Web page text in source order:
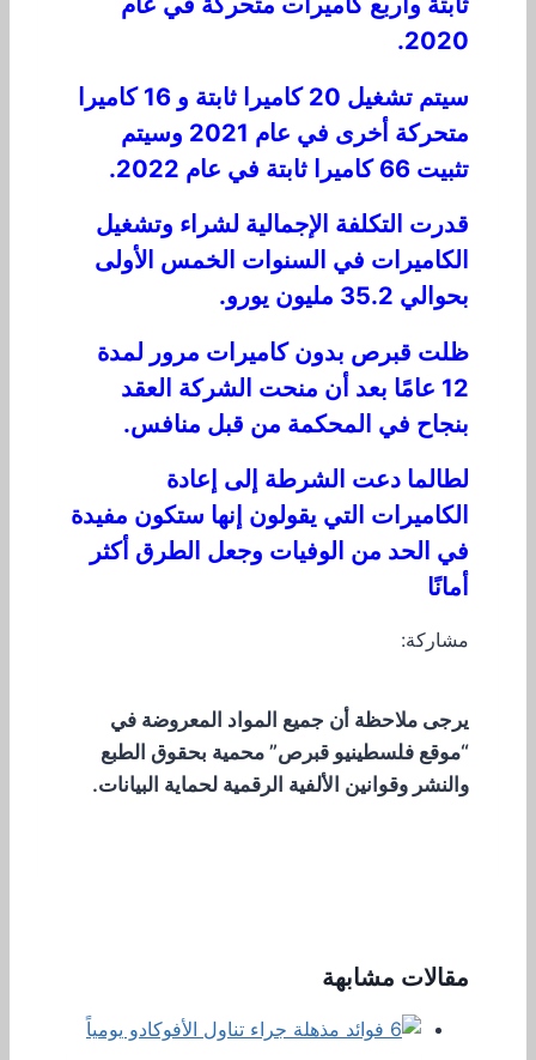
2020.
سيتم تشغيل 20 كاميرا ثابتة و 16 كاميرا
متحركة أخرى في عام 2021 وسيتم
تثبيت 66 كاميرا ثابتة في عام 2022.
قدرت التكلفة الإجمالية لشراء وتشغيل
الكاميرات في السنوات الخمس الأولى
بحوالي 35.2 مليون يورو.
ظلت قبرص بدون كاميرات مرور لمدة
12 عامًا بعد أن منحت الشركة العقد
بنجاح في المحكمة من قبل منافس.
لطالما دعت الشرطة إلى إعادة
الكاميرات التي يقولون إنها ستكون مفيدة
في الحد من الوفيات وجعل الطرق أكثر
أمانًا
مشاركة:
يرجى ملاحظة أن جميع المواد المعروضة في
“موقع فلسطينيو قبرص” محمية بحقوق الطبع
والنشر وقوانين الألفية الرقمية لحماية البيانات.
مقالات مشابهة